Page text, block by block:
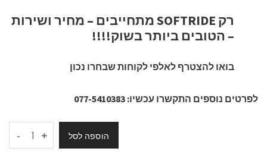
רק SOFTRIDE מתחייבים – מחיר ושירות
– הטובים ביותר בשוק!!!!
בואו להצטרף לאלפי לקוחות שבחרו נכון
לפרטים נוספים התקשרו עכשיו: 077-5410383
- הוספה לסל